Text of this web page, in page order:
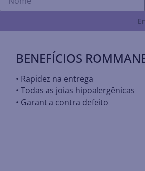
BENEFÍCIOS
• Rapidez na entrega
• Todas as joias hipoalergênicas
• Garantia contra defeito